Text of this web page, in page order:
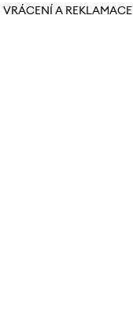
VRÁCENÍ A REKLAMACE